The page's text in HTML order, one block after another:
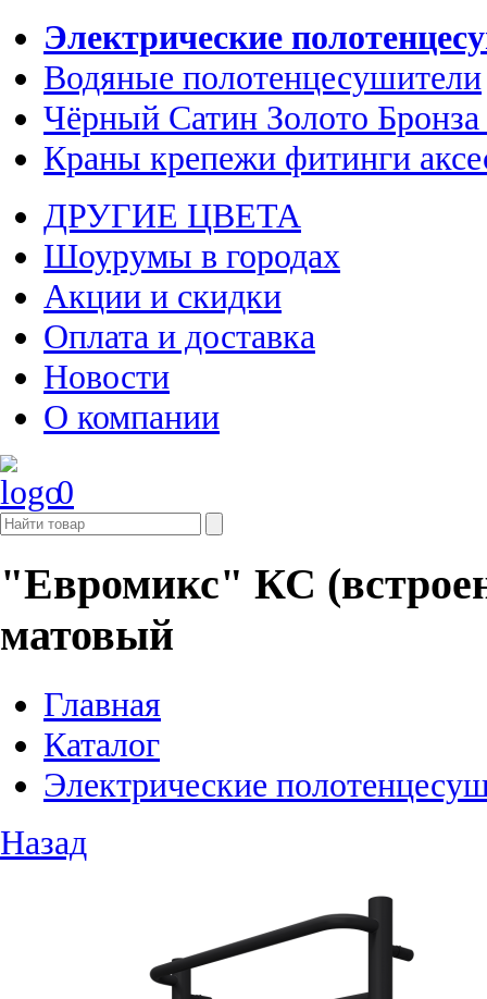
Электрические
Водяные полотенцесушители
Чёрный Сатин Золото
Краны крепежи фитинги
ДРУГИЕ ЦВЕТА
Шоурумы в городах
Акции и скидки
Оплата и доставка
Новости
О компании
0
"Евромикс" КС
матовый
Главная
Каталог
Электрические
Назад